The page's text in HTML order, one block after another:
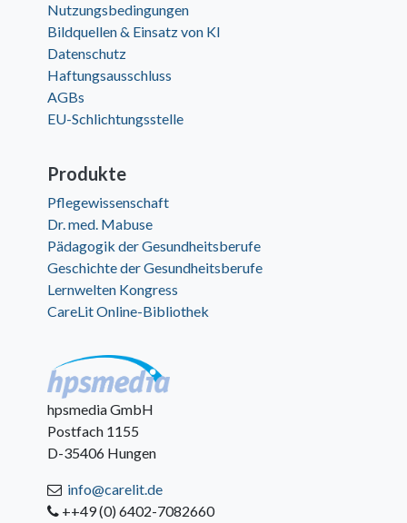
Nutzungsbedingungen
Bildquellen & Einsatz von KI
Datenschutz
Haftungsausschluss
AGBs
EU-Schlichtungsstelle
Produkte
Pflegewissenschaft
Dr. med. Mabuse
Pädagogik der Gesundheitsberufe
Geschichte der Gesundheitsberufe
Lernwelten Kongress
CareLit Online-Bibliothek
hpsmedia GmbH
Postfach 1155
D-35406 Hungen
info@carelit.de
++49 (0) 6402-7082660